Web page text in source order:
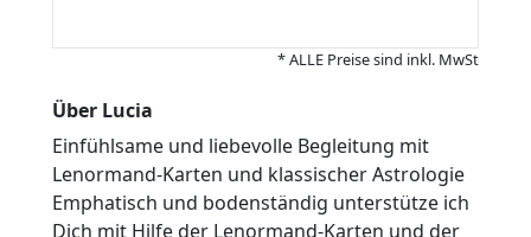
* ALLE Preise sind inkl. MwSt
Über Lucia
Einfühlsame und liebevolle Begleitung mit
Lenormand-Karten und klassischer Astrologie
Emphatisch und bodenständig unterstütze ich
Dich mit Hilfe der Lenormand-Karten und der